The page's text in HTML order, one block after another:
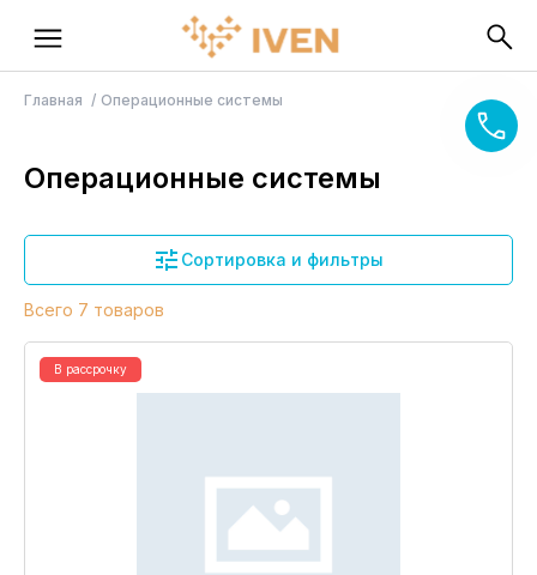
Главная Операционные системы
Операционные системы
Сортировка и фильтры
Всего 7 товаров
В рассрочку